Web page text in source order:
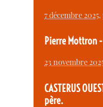
7 décembre 2025
Pierre Mottron
23 novembre
CASTERUS
père.